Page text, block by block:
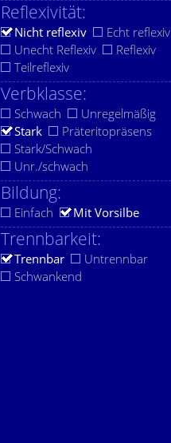
Reflexivität:
Nicht reflexiv
Echt reflexiv
Unecht Reflexiv
Reflexiv
Teilreflexiv
Verbklasse:
Schwach
Unregelmäßig
Stark
Präteritopräsens
Stark/Schwach
Unr./schwach
Bildung:
Einfach Mit Vorsilbe
Trennbarkeit:
Trennbar
Untrennbar
Schwankend